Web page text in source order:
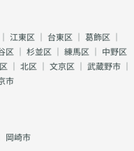
｜ 江東区 ｜ 台東区 ｜ 葛飾区 ｜
区 ｜ 杉並区 ｜ 練馬区 ｜ 中野区
｜ 北区 ｜ 文京区 ｜ 武蔵野市 ｜
市
岡崎市